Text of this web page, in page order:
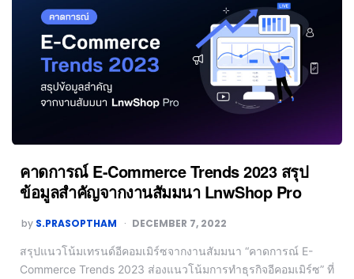
คาดการณ์ E-Commerce Trends 2023 สรุป
ข้อมูลสำคัญจากงานสัมมนา LnwShop Pro
by S.PRASOPTHAM DECEMBER 7, 2022
สรุปแนวโน้มเทรนด์อีคอมเมิร์ซจากงานสัมมนา “คาดการณ์ E-
Commerce Trends 2023 ส่องแนวโน้มการทำธุรกิจอีคอมเมิร์ซ” ที่